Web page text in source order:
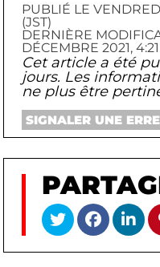
PUBLIÉ LE
(JST)
DERNIÈRE
DÉCEMBRE 2021,
Cet article a été
jours. Les
ne plus être
SIGNALER UNE